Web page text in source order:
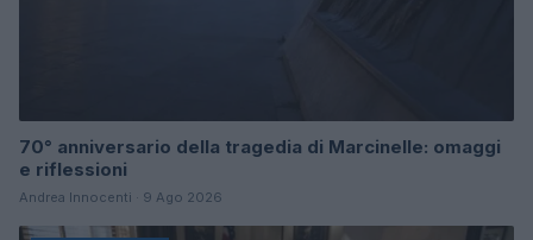
70° anniversario della tragedia di Marcinelle: omaggi
e riflessioni
Andrea Innocenti · 9 Ago 2026